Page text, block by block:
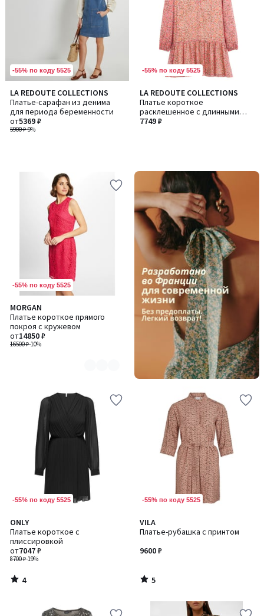
-55% по коду 5525
LA REDOUTE COLLECTIONS
Платье-сарафан из денима
для периода беременности
5900 ₽-9%
от5369 ₽
-55% по коду 5525
LA REDOUTE COLLECTIONS
Платье короткое
расклешенное с длинными
рукавами
7749 ₽
-55% по коду 5525
MORGAN
Платье короткое прямого
покроя с кружевом
16500 ₽-10%
от14850 ₽
Количество
цветов:
2
-55% по коду 5525
ONLY
Платье короткое с
плиссировкой
8700 ₽-19%
от7047 ₽
4
/
5
4
/
-55% по коду 5525
VILA
Платье-рубашка с принтом
9600 ₽
5
/
5
/